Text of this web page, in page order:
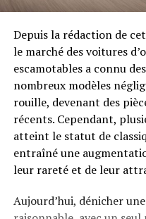
Depuis la rédaction de
le marché des voitures
escamotables a connu
nombreux modèles
rouille, devenant des
récents. Cependant,
atteint le statut de
entraîné une
leur rareté et de leur
Aujourd’hui, dénicher